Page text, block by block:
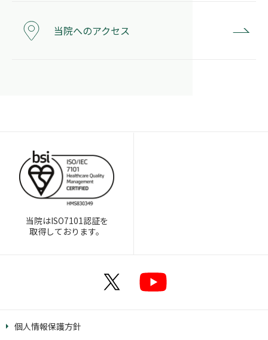
当院へのアクセス
当院はISO7101認証を
取得しております。
個人情報保護方針